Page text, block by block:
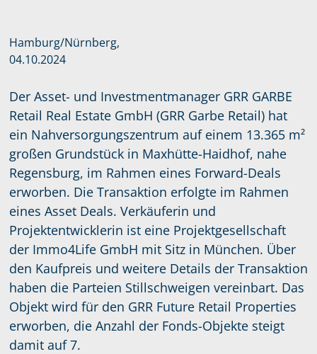
Hamburg/Nürnberg,
04.10.2024
Der Asset- und Investmentmanager GRR GARBE
Retail Real Estate GmbH (GRR Garbe Retail) hat
ein Nahversorgungszentrum auf einem 13.365 m²
großen Grundstück in Maxhütte-Haidhof, nahe
Regensburg, im Rahmen eines Forward-Deals
erworben. Die Transaktion erfolgte im Rahmen
eines Asset Deals. Verkäuferin und
Projektentwicklerin ist eine Projektgesellschaft
der Immo4Life GmbH mit Sitz in München. Über
den Kaufpreis und weitere Details der Transaktion
haben die Parteien Stillschweigen vereinbart. Das
Objekt wird für den GRR Future Retail Properties
erworben, die Anzahl der Fonds-Objekte steigt
damit auf 7.